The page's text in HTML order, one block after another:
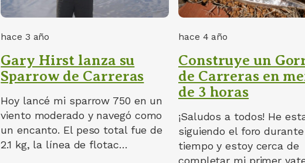
hace 3 año
Gary Hirst lanza su
Sparrow de Carreras
Hoy lancé mi sparrow 750 en un
viento moderado y navegó como
un encanto. El peso total fue de
2.1 kg, la línea de flotac…
hace 4 año
Construye un
de Carreras en
de 3 horas
¡Saludos a todos! He
siguiendo el foro
tiempo y estoy cerca de
completar mi primer